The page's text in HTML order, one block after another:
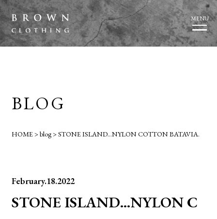
MENU
BLOG
HOME>blog>STONE ISLAND…NYLON COTTON BATAVIA.
February.18.2022
STONE ISLAND…NYLON C